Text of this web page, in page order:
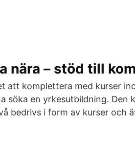
nära – stöd till
att komplettera med kurser
söka en yrkesutbildning. Den
bedrivs i form av kurser och